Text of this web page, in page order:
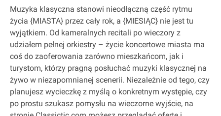
Muzyka klasyczna stanowi nieodłączną część rytmu
życia {MIASTA} przez cały rok, a {MIESIĄC} nie jest tu
wyjątkiem. Od kameralnych recitali po wieczory z
udziałem pełnej orkiestry – życie koncertowe miasta ma
coś do zaoferowania zarówno mieszkańcom, jak i
turystom, którzy pragną posłuchać muzyki klasycznej na
żywo w niezapomnianej scenerii. Niezależnie od tego, czy
planujesz wycieczkę z myślą o konkretnym występie, czy
po prostu szukasz pomysłu na wieczorne wyjście, na